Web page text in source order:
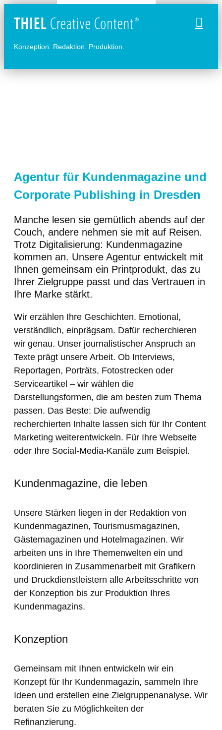
Konzeption. Redaktion. Produktion.
Agentur für Kundenmagazine und
Corporate Publishing in Dresden
Manche lesen sie gemütlich abends auf der
Couch, andere nehmen sie mit auf Reisen.
Trotz Digitalisierung: Kundenmagazine
kommen an. Unsere Agentur entwickelt mit
Ihnen gemeinsam ein Printprodukt, das zu
Ihrer Zielgruppe passt und das Vertrauen in
Ihre Marke stärkt.
Wir erzählen Ihre Geschichten. Emotional,
verständlich, einprägsam. Dafür recherchieren
wir genau. Unser journalistischer Anspruch an
Texte prägt unsere Arbeit. Ob Interviews,
Reportagen, Porträts, Fotostrecken oder
Serviceartikel – wir wählen die
Darstellungsformen, die am besten zum Thema
passen. Das Beste: Die aufwendig
recherchierten Inhalte lassen sich für Ihr Content
Marketing weiterentwickeln. Für Ihre Webseite
oder Ihre Social-Media-Kanäle zum Beispiel.
Kundenmagazine, die leben
Unsere Stärken liegen in der Redaktion von
Kundenmagazinen, Tourismusmagazinen,
Gästemagazinen und Hotelmagazinen. Wir
arbeiten uns in Ihre Themenwelten ein und
koordinieren in Zusammenarbeit mit Grafikern
und Druckdienstleistern alle Arbeitsschritte von
der Konzeption bis zur Produktion Ihres
Kundenmagazins.
Konzeption
Gemeinsam mit Ihnen entwickeln wir ein
Konzept für Ihr Kundenmagazin, sammeln Ihre
Ideen und erstellen eine Zielgruppenanalyse. Wir
beraten Sie zu Möglichkeiten der
Refinanzierung.